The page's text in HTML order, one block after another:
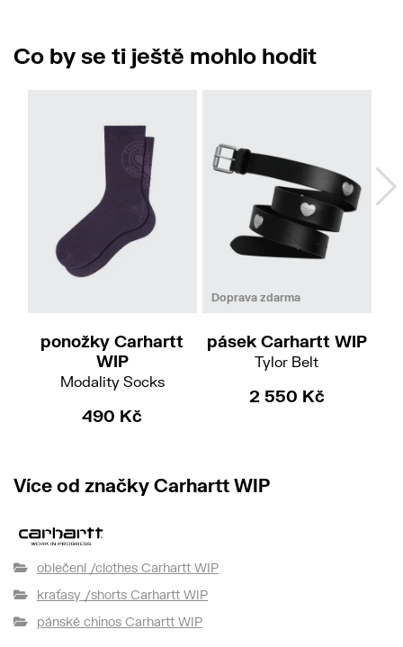
Co by se ti ještě mohlo hodit
ponožky Carhartt
WIP
Modality Socks
490 Kč
Doprava zdarma
ML
pásek Carhartt WIP
Tylor Belt
2 550 Kč
Více od značky Carhartt WIP
oblečení /clothes Carhartt WIP
kraťasy /shorts Carhartt WIP
pánské chinos Carhartt WIP